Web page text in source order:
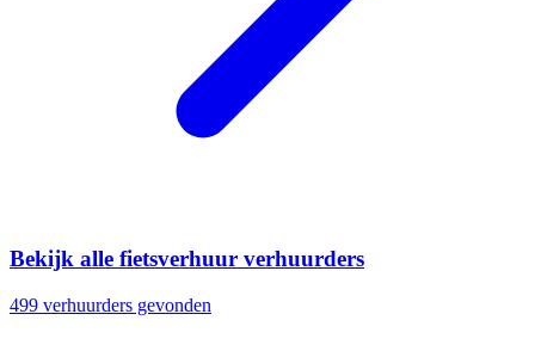
Bekijk alle fietsverhuur verhuurders
499 verhuurders gevonden